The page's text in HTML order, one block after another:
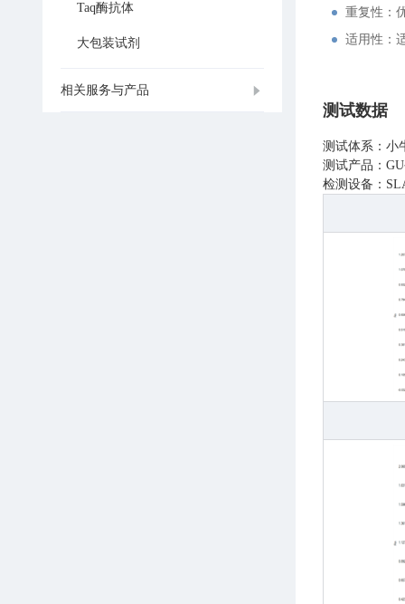
Taq酶抗体
大包装试剂
相关服务与产品
重复性：
适用性：
测试数据
测试体系：小
测试产品：
检测设备：